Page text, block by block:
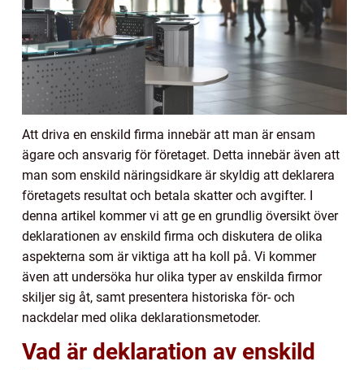
Att driva en enskild firma innebär att man är ensam
ägare och ansvarig för företaget. Detta innebär även att
man som enskild näringsidkare är skyldig att deklarera
företagets resultat och betala skatter och avgifter. I
denna artikel kommer vi att ge en grundlig översikt över
deklarationen av enskild firma och diskutera de olika
aspekterna som är viktiga att ha koll på. Vi kommer
även att undersöka hur olika typer av enskilda firmor
skiljer sig åt, samt presentera historiska för- och
nackdelar med olika deklarationsmetoder.
Vad är deklaration av enskild